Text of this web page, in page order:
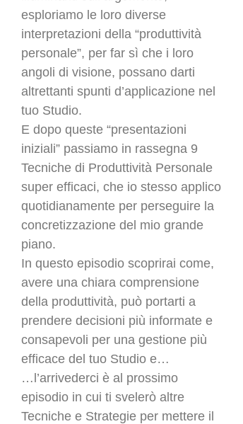
esploriamo le loro diverse
interpretazioni della “produttività
personale”, per far sì che i loro
angoli di visione, possano darti
altrettanti spunti d’applicazione nel
tuo Studio.
E dopo queste “presentazioni
iniziali” passiamo in rassegna 9
Tecniche di Produttività Personale
super efficaci, che io stesso applico
quotidianamente per perseguire la
concretizzazione del mio grande
piano.
In questo episodio scoprirai come,
avere una chiara comprensione
della produttività, può portarti a
prendere decisioni più informate e
consapevoli per una gestione più
efficace del tuo Studio e…
…l’arrivederci è al prossimo
episodio in cui ti svelerò altre
Tecniche e Strategie per mettere il